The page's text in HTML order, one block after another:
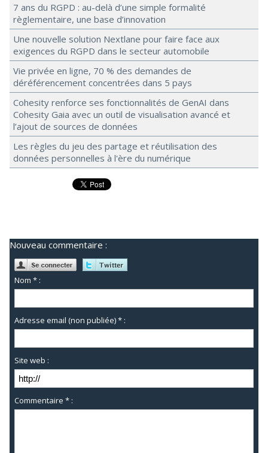
7 ans du RGPD : au-delà d’une simple formalité
règlementaire, une base d’innovation
Une nouvelle solution Nextlane pour faire face aux
exigences du RGPD dans le secteur automobile
Vie privée en ligne, 70 % des demandes de
déréférencement concentrées dans 5 pays
Cohesity renforce ses fonctionnalités de GenAI dans
Cohesity Gaia avec un outil de visualisation avancé et
l’ajout de sources de données
Les règles du jeu des partage et réutilisation des
données personnelles à l'ère du numérique
Nouveau commentaire :
Nom * :
Adresse email (non publiée) * :
Site web :
Commentaire * :